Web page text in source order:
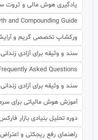
یادگیری هوش مالی و ثروت
and Compounding Guide
ورکشاپ تخصصی گریم و
سند و وثیقه برای آزادی
Asked Questions
سند و وثیقه برای آزادی
آموزش هوش مالیاتی برای
دوره تحلیل بنیادی بازار
راهنمای رفع ریجکتی و اعتراض